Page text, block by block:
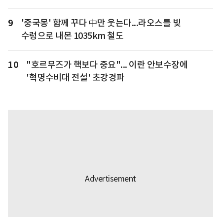
9
'중국몽' 함께 꾸다 中만 웃는다...라오스를 빚
수렁으로 내몬 1035km 철도
10
"호르무즈가 핵보다 중요"... 이란 안보수장에
'혁명수비대 전설' 초강경파